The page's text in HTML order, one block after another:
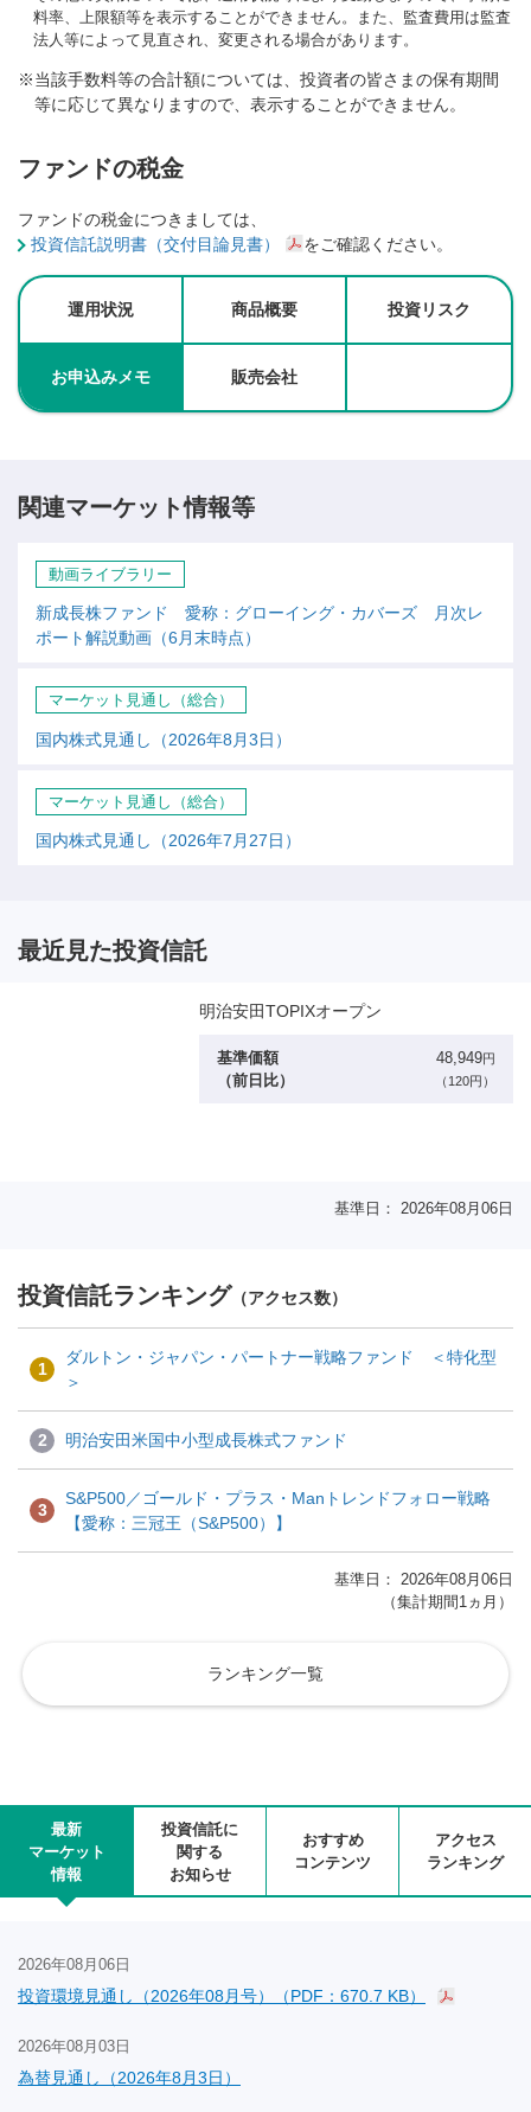
料率、上限額等を表示することができません。また、監査費用は監査
法人等によって見直され、変更される場合があります。
当該手数料等の合計額については、投資者の皆さまの保有期間
等に応じて異なりますので、表示することができません。
ファンドの税金
ファンドの税金につきましては、
投資信託説明書（交付目論見書）
をご確認ください。
運用状況 商品概要 投資リスク
お申込みメモ 販売会社
関連マーケット情報等
動画ライブラリー
新成長株ファンド 愛称：グローイング・カバーズ 月次レ
ポート解説動画（6月末時点）
マーケット見通し（総合）
国内株式見通し（2026年8月3日）
マーケット見通し（総合）
国内株式見通し（2026年7月27日）
最近見た投資信託
明治安田TOPIXオープン
基準価額
（前日比）
48,949円
（120円）
基準日： 2026年08月06日
投資信託ランキング （アクセス数）
1
ダルトン・ジャパン・パートナー戦略ファンド ＜特化型
＞
2 明治安田米国中小型成長株式ファンド
3
S&P500／ゴールド・プラス・Manトレンドフォロー戦略
【愛称：三冠王（S&P500）】
基準日： 2026年08月06日
（集計期間1ヵ月）
ランキング一覧
最新
マーケット
情報
投資信託に
関する
お知らせ
おすすめ
コンテンツ
アクセス
ランキング
2026年08月06日
投資環境見通し（2026年08月号）（PDF：670.7 KB）
2026年08月03日
為替見通し（2026年8月3日）